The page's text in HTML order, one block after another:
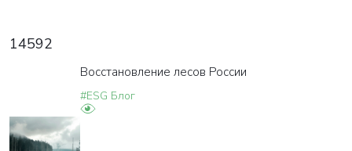
14592
Восстановление лесов России
#ESG Блог